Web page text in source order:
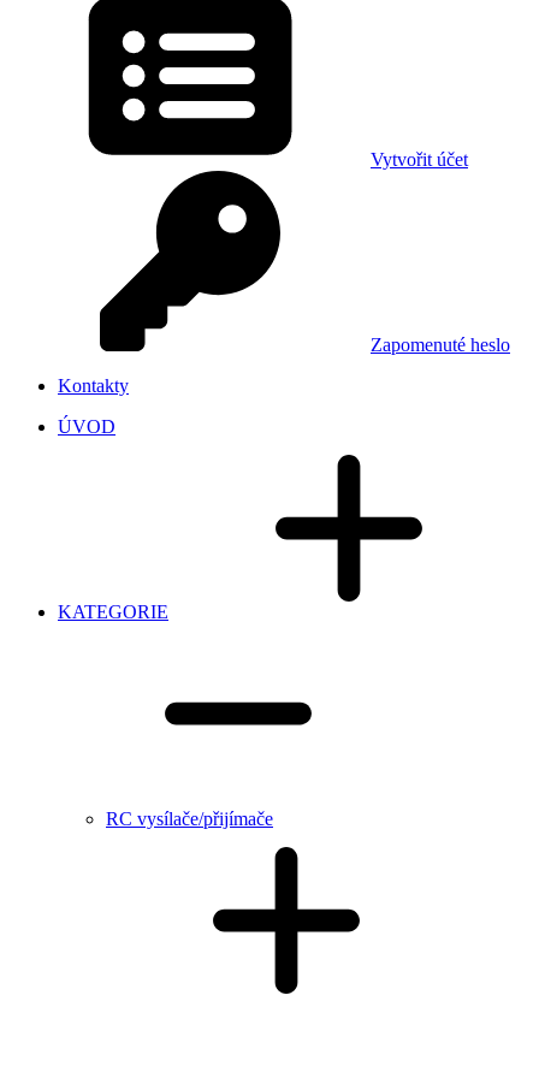
Vytvořit účet
Zapomenuté heslo
Kontakty
ÚVOD
KATEGORIE
RC vysílače/přijímače